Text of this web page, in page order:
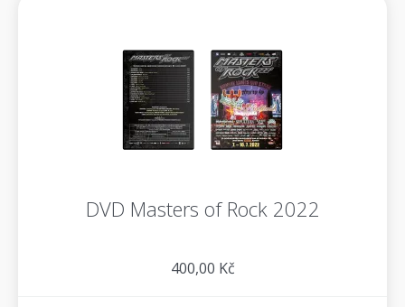
DVD Masters of Rock 2022
400,00 Kč